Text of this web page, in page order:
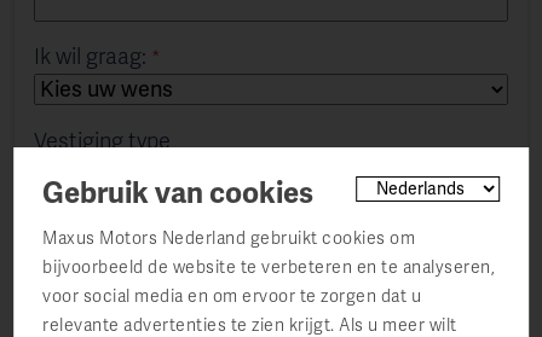
Ik wil graag:
Vestiging type
Vestiging
Toelichting
Gebruik van cookies
Maxus Motors Nederland gebruikt cookies om
bijvoorbeeld de website te verbeteren en te analyseren,
voor social media en om ervoor te zorgen dat u
relevante advertenties te zien krijgt. Als u meer wilt